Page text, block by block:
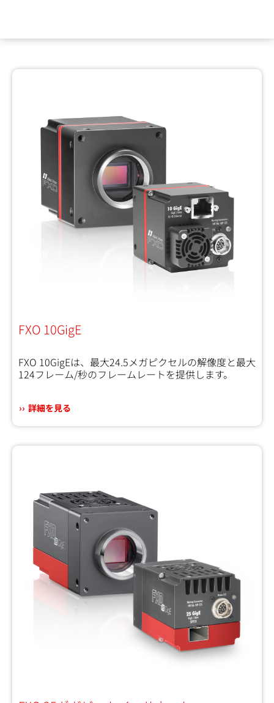
FXO 10GigE
FXO 10GigEは、最大24.5メガピクセルの解像度と最大
124フレーム/秒のフレームレートを提供します。
詳細を見る